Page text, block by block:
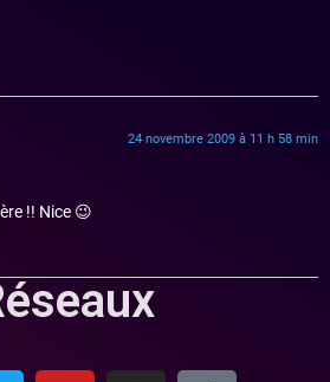
24 novembre 2009 à 11 h 58 min
!! Nice 😉